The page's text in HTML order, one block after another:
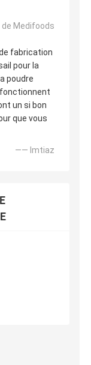
Medifoods
fabrication
pour la
poudre
un si bon
que vous
—— Imtiaz